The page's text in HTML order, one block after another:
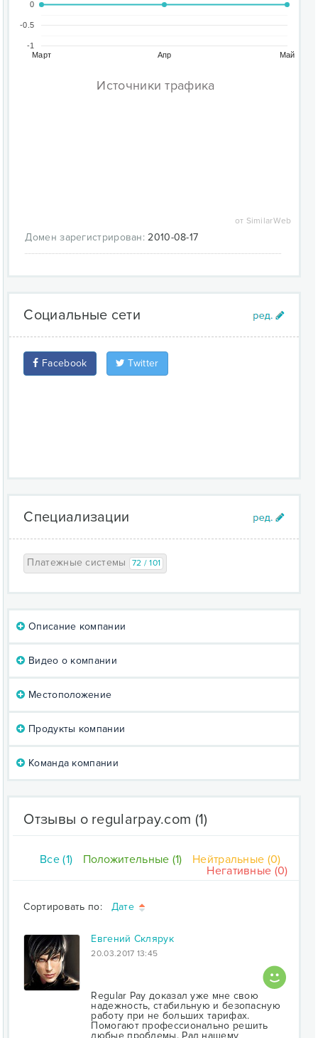
Март Апр Май
-1
-0.5
0
Источники трафика
от SimilarWeb
Домен зарегистрирован: 2010-08-17
Социальные сети
Facebook Twitter
Специализации
Платежные системы 72 / 101
Описание компании
Видео о компании
Местоположение
Продукты компании
Команда компании
Отзывы о regularpay.com (1)
Все (1) Положительные (1)
Нейтральные (0)
Негативные (0)
Сортировать по: Дате
Евгений Склярук
20.03.2017 13:45
Regular Pay доказал уже мне свою
надежность, стабильную и безопасную
работу при не больших тарифах.
Помогают профессионально решить
любые проблемы. Рад нашему